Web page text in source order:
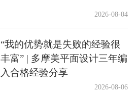
2026-08-04
“我的优势就是失败的经验很
丰富” | 多摩美平面设计三年编
入合格经验分享
2026-08-06